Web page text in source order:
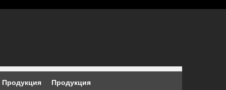
Продукция
Продукция